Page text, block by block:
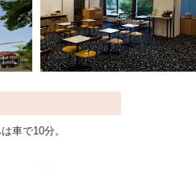
車で10分。